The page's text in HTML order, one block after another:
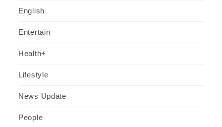
English
Entertain
Health+
Lifestyle
News Update
People